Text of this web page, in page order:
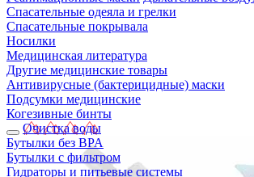
Спасательные одеяла и грелки
Спасательные покрывала
Носилки
Медицинская литература
Другие медицинские товары
Антивирусные (бактерицидные) маски
Подсумки медицинские
Когезивные бинты
Очистка воды
Бутылки без BPA
Бутылки с фильтром
Гидраторы и питьевые системы